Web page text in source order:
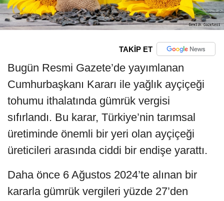
TAKİP ET
Bugün Resmi Gazete’de yayımlanan
Cumhurbaşkanı Kararı ile yağlık ayçiçeği
tohumu ithalatında gümrük vergisi
sıfırlandı. Bu karar, Türkiye’nin tarımsal
üretiminde önemli bir yeri olan ayçiçeği
üreticileri arasında ciddi bir endişe yarattı.
Daha önce 6 Ağustos 2024’te alınan bir
kararla gümrük vergileri yüzde 27’den